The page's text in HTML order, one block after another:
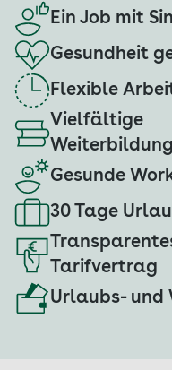
Ein Job mit
Gesundheit
Flexible
Vielfältige
Gesunde
30 Tage
Tarifvertrag
Urlaubs- und